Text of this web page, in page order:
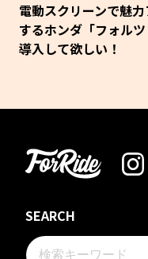
電動スクリーンで魅
するホンダ「フォル
導入して欲しい！
SEARCH